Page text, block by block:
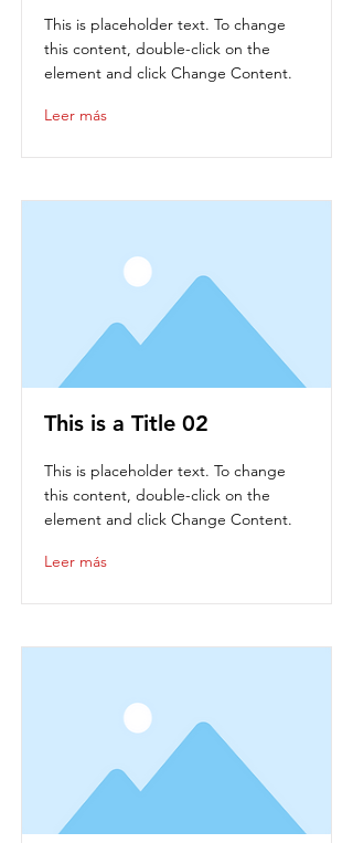
This is placeholder text. To change
this content, double-click on the
element and click Change Content.
Leer más
This is a Title 02
This is placeholder text. To change
this content, double-click on the
element and click Change Content.
Leer más